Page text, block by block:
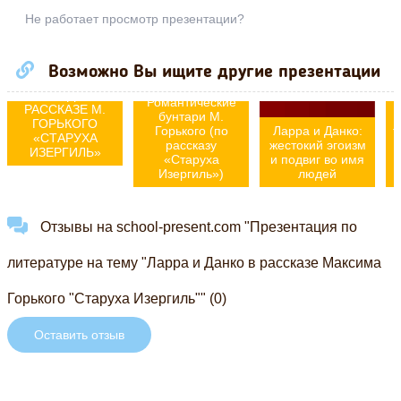
Не работает просмотр презентации?
Возможно Вы ищите другие презентации
литературе на
ПАФОС И
СУРОВАЯ
ПРАВДА В
РАССКАЗЕ М.
ГОРЬКОГО
«СТАРУХА
ИЗЕРГИЛЬ»
Романтические
бунтари М.
Горького (по
рассказу
«Старуха
Изергиль»)
Ларра и Данко:
жестокий эгоизм
и подвиг во имя
людей
Отзывы на school-present.com "Презентация по
литературе на тему "Ларра и Данко в рассказе Максима
Горького "Старуха Изергиль"" (0)
Оставить отзыв